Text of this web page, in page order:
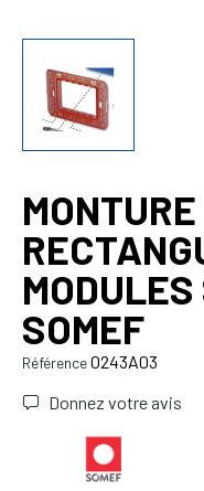
MONTURE
SOMEF
Référence0243A03
Donnez votre avis